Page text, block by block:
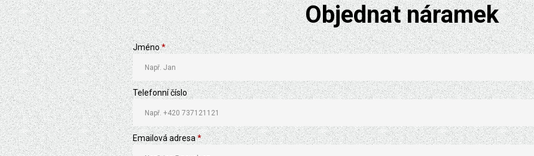
Objednat náramek
Jméno*
Telefonní číslo
Emailová adresa*